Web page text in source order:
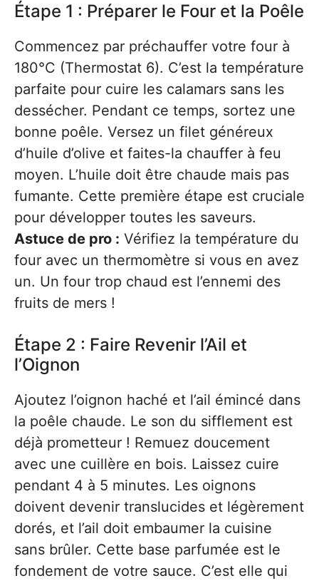
Étape 1 : Préparer le Four et la Poêle
Commencez par préchauffer votre four à
180°C (Thermostat 6). C’est la température
parfaite pour cuire les calamars sans les
dessécher. Pendant ce temps, sortez une
bonne poêle. Versez un filet généreux
d’huile d’olive et faites-la chauffer à feu
moyen. L’huile doit être chaude mais pas
fumante. Cette première étape est cruciale
pour développer toutes les saveurs.
Astuce de pro : Vérifiez la température du
four avec un thermomètre si vous en avez
un. Un four trop chaud est l’ennemi des
fruits de mers !
Étape 2 : Faire Revenir l’Ail et
l’Oignon
Ajoutez l’oignon haché et l’ail émincé dans
la poêle chaude. Le son du sifflement est
déjà prometteur ! Remuez doucement
avec une cuillère en bois. Laissez cuire
pendant 4 à 5 minutes. Les oignons
doivent devenir translucides et légèrement
dorés, et l’ail doit embaumer la cuisine
sans brûler. Cette base parfumée est le
fondement de votre sauce. C’est elle qui